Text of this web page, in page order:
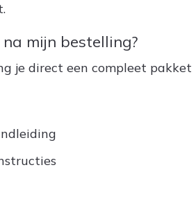
mijn bestelling?
je direct een compleet pakket